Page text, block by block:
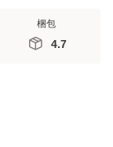
梱包
4.7